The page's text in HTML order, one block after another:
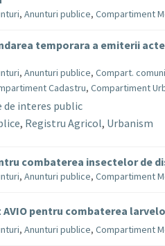
,Anunturi publice,Compartiment
temporara a emiterii
,Anunturi publice,Compart.
Cadastru,Compartiment
de interes public
, Registru Agricol, Urbanism
combaterea insectelor de
,Anunturi publice,Compartiment
pentru combaterea
,Anunturi publice,Compartiment